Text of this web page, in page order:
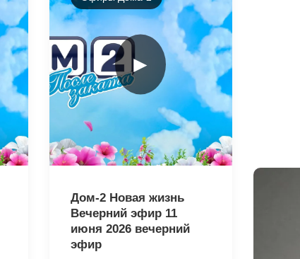
►
Дом-2 Новая жизнь
Вечерний эфир 11
июня 2026 вечерний
эфир